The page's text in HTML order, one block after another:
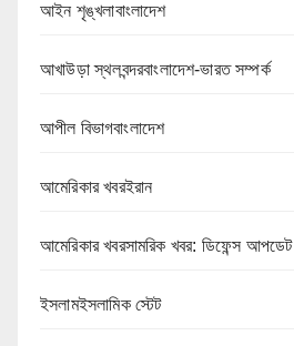
আইন শৃঙ্খলাবাংলাদেশ
আখাউড়া স্থলবন্দরবাংলাদেশ-ভারত সম্পর্ক
আপীল বিভাগবাংলাদেশ
আমেরিকার খবরইরান
আমেরিকার খবরসামরিক খবর: ডিফেন্স আপডেট
ইসলামইসলামিক স্টেট